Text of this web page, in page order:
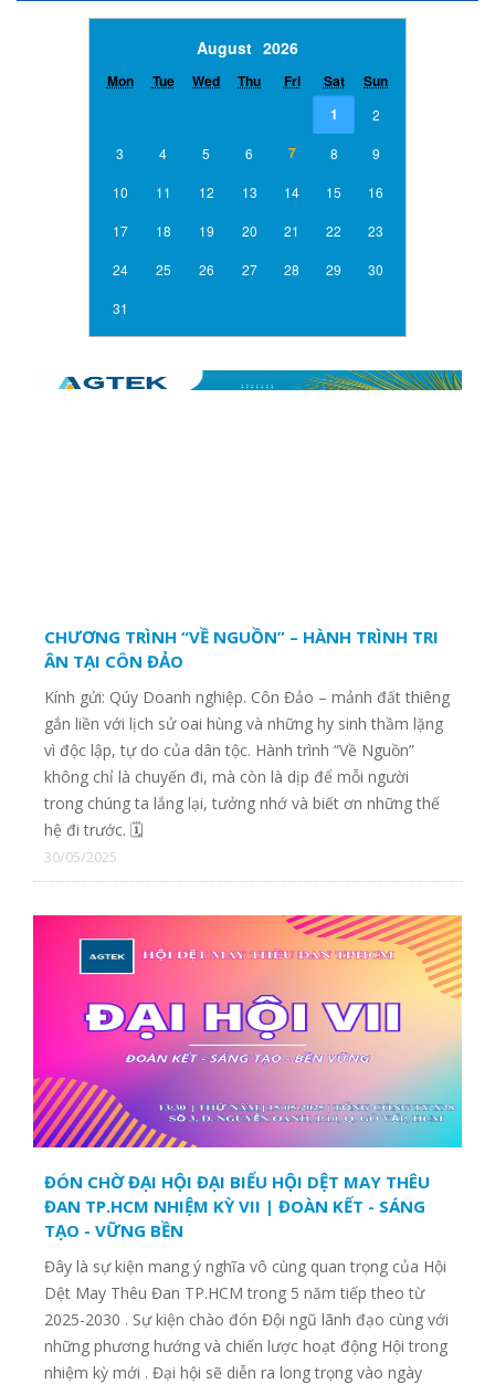
NGÂN HÀNG TMCP ĐẦU TƯ & PHÁT TRIỂN VIỆT NAM CN
CTY CP XÂY DỰNG KIẾN TRỨC LÁ ĐỎ
Hãng hàng không Asiana Airlines
CTY CP QUỐC TẾ PHONG PHÚ
CTY TNHH THỜI TRANG QUỐC TẾ TRƯỜNG PHÁT
CÔNG TY CỔ PHẦN VIỆT THẮNG - CTCP
August 2026
Previous Month
Mon Tue Wed Thu Fri Sat
Sun
1
2
3 4 5 6 7 8 9
10 11 12 13 14 15 16
17 18 19 20 21 22 23
24 25 26 27 28 29 30
31
CHƯƠNG TRÌNH “VỀ NGUỒN” – HÀNH TRÌNH TRI
ÂN TẠI CÔN ĐẢO
Kính gửi: Qúy Doanh nghiệp. Côn Đảo – mảnh đất thiêng
gắn liền với lịch sử oai hùng và những hy sinh thầm lặng
vì độc lập, tự do của dân tộc. Hành trình “Về Nguồn”
không chỉ là chuyến đi, mà còn là dịp để mỗi người
trong chúng ta lắng lại, tưởng nhớ và biết ơn những thế
hệ đi trước. 🗓
30/05/2025
ĐÓN CHỜ ĐẠI HỘI ĐẠI BIỂU HỘI DỆT MAY THÊU
ĐAN TP.HCM NHIỆM KỲ VII | ĐOÀN KẾT - SÁNG
TẠO - VỮNG BỀN
Đây là sự kiện mang ý nghĩa vô cùng quan trọng của Hội
Dệt May Thêu Đan TP.HCM trong 5 năm tiếp theo từ
2025-2030 . Sự kiện chào đón Đội ngũ lãnh đạo cùng với
những phương hướng và chiến lược hoạt động Hội trong
nhiệm kỳ mới . Đại hội sẽ diễn ra long trọng vào ngày